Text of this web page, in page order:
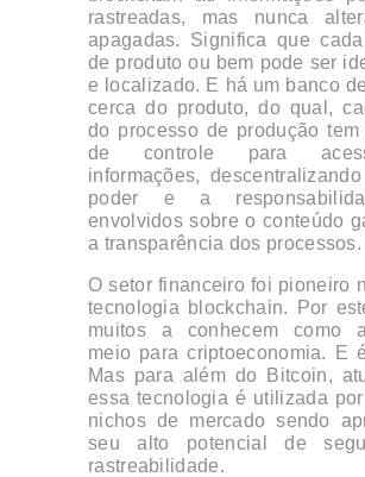
rastreadas, mas nunca
apagadas. Significa que
de produto ou bem pode ser
e localizado. E há um banco
cerca do produto, do qual,
do processo de produção tem
de controle para
informações,
poder e a
envolvidos sobre o conteúdo
a transparência dos processos.
O setor financeiro foi pioneiro
tecnologia blockchain. Por
muitos a conhecem como
meio para criptoeconomia. E
Mas para além do Bitcoin,
essa tecnologia é utilizada
nichos de mercado sendo
seu alto potencial de
rastreabilidade.